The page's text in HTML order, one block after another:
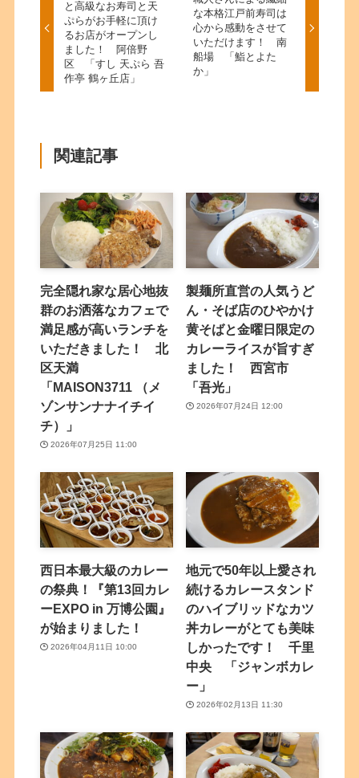
と高級なお寿司と天
ぷらがお手軽に頂け
るお店がオープンし
ました！ 阿倍野
区 「すし 天ぷら 吾
作亭 鶴ヶ丘店」
な本格江戸前寿司は
心から感動をさせて
いただけます！ 南
船場 「鮨とよた
か」
関連記事
完全隠れ家な居心地抜
群のお洒落なカフェで
満足感が高いランチを
いただきました！ 北
区天満
「MAISON3711 （メ
ゾンサンナナイチイ
チ）」
2026年07月25日 11:00
製麺所直営の人気うど
ん・そば店のひやかけ
黄そばと金曜日限定の
カレーライスが旨すぎ
ました！ 西宮市
「吾光」
2026年07月24日 12:00
西日本最大級のカレー
の祭典！『第13回カレ
ーEXPO in 万博公園』
が始まりました！
2026年04月11日 10:00
地元で50年以上愛され
続けるカレースタンド
のハイブリッドなカツ
丼カレーがとても美味
しかったです！ 千里
中央 「ジャンボカレ
ー」
2026年02月13日 11:30